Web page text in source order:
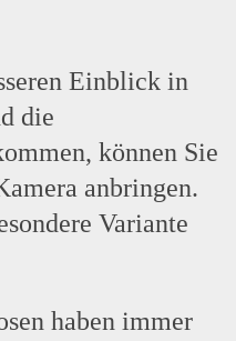
Einblick in
die
können Sie
anbringen.
Variante
haben immer